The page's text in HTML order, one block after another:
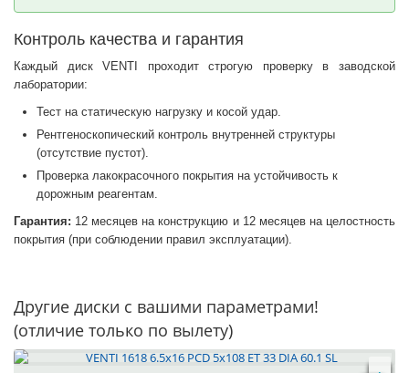
Контроль качества и гарантия
Каждый диск VENTI проходит строгую проверку в заводской
лаборатории:
Тест на статическую нагрузку и косой удар.
Рентгеноскопический контроль внутренней структуры
(отсутствие пустот).
Проверка лакокрасочного покрытия на устойчивость к
дорожным реагентам.
Гарантия: 12 месяцев на конструкцию и 12 месяцев на целостность
покрытия (при соблюдении правил эксплуатации).
Другие диски с вашими параметрами!
(отличие только по вылету)